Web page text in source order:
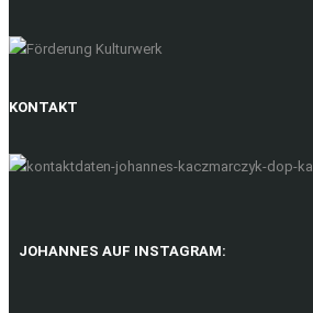
KONTAKT
JOHANNES AUF INSTAGRAM: